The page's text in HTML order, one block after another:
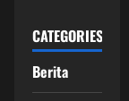
CATEGORIES
Berita